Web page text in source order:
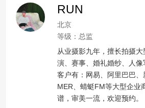
RUN
北京
等级：总监
从业摄影九年，擅长拍摄
演、赛事、婚礼婚纱、人
客户有：网易、阿里巴巴
MER、蜻蜓FM等大型企业
谱，审美一流，欢迎预约。